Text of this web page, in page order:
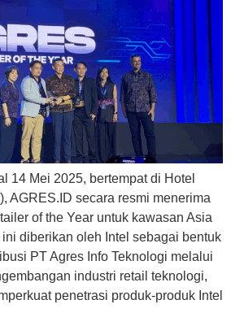
14 Mei 2025, bertempat di Hotel
AGRES.ID secara resmi menerima
of the Year untuk kawasan Asia
diberikan oleh Intel sebagai bentuk
PT Agres Info Teknologi melalui
industri retail teknologi,
penetrasi produk-produk Intel